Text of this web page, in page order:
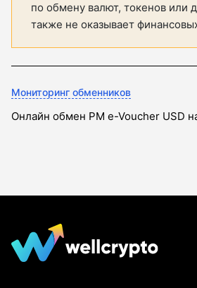
по обмену валют, токенов или
также не оказывает
Мониторинг обменников
Онлайн обмен PM e-Voucher USD